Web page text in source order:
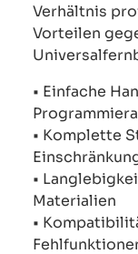
Verhältnis
Vorteilen
• Einfache
• Komplette
•
Materialien
•